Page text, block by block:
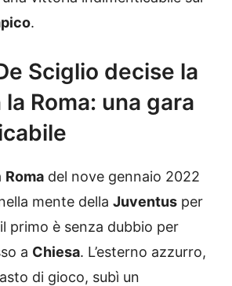
.
Sciglio decise la
Roma: una gara
Roma del nove gennaio 2022
mente della Juventus per
primo è senza dubbio per
a Chiesa. L’esterno azzurro,
di gioco, subì un